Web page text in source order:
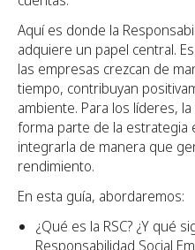
Aquí es donde la
adquiere un papel central.
las empresas crezcan de
tiempo, contribuyan
ambiente. Para los líderes,
forma parte de la estrategia
integrarla de manera que
rendimiento.
En esta guía, abordaremos:
¿Qué es la RSC? ¿Y qué
Responsabilidad Social